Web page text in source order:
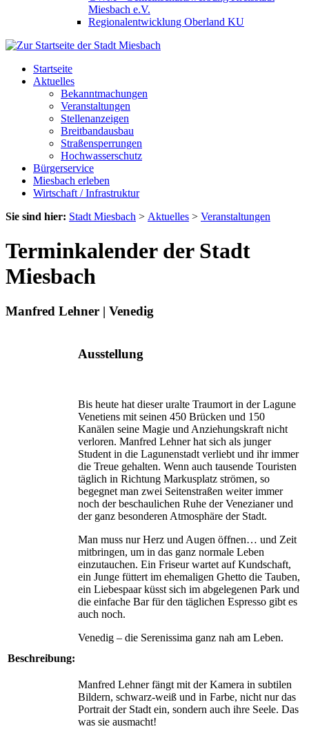
Miesbach e.V.
Regionalentwicklung Oberland KU
Startseite
Aktuelles
Bekanntmachungen
Veranstaltungen
Stellenanzeigen
Breitbandausbau
Straßensperrungen
Hochwasserschutz
Bürgerservice
Miesbach erleben
Wirtschaft / Infrastruktur
Sie sind hier: Stadt Miesbach > Aktuelles > Veranstaltungen
Terminkalender der Stadt
Miesbach
Manfred Lehner | Venedig
Beschreibung:
Ausstellung
Bis heute hat dieser uralte Traumort in der Lagune
Venetiens mit seinen 450 Brücken und 150
Kanälen seine Magie und Anziehungskraft nicht
verloren. Manfred Lehner hat sich als junger
Student in die Lagunenstadt verliebt und ihr immer
die Treue gehalten. Wenn auch tausende Touristen
täglich in Richtung Markusplatz strömen, so
begegnet man zwei Seitenstraßen weiter immer
noch der beschaulichen Ruhe der Venezianer und
der ganz besonderen Atmosphäre der Stadt.
Man muss nur Herz und Augen öffnen… und Zeit
mitbringen, um in das ganz normale Leben
einzutauchen. Ein Friseur wartet auf Kundschaft,
ein Junge füttert im ehemaligen Ghetto die Tauben,
ein Liebespaar küsst sich im abgelegenen Park und
die einfache Bar für den täglichen Espresso gibt es
auch noch.
Venedig – die Serenissima ganz nah am Leben.
Manfred Lehner fängt mit der Kamera in subtilen
Bildern, schwarz-weiß und in Farbe, nicht nur das
Portrait der Stadt ein, sondern auch ihre Seele. Das
was sie ausmacht!